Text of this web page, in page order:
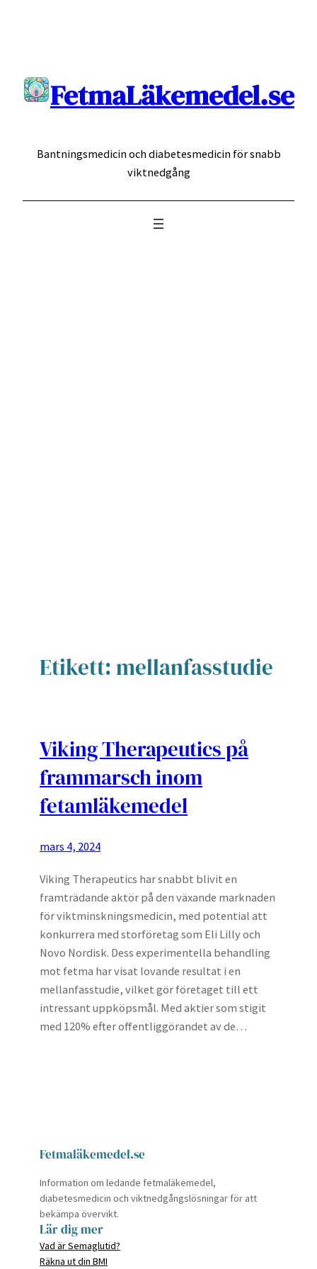
FetmaLäkemedel.se
Bantningsmedicin och diabetesmedicin för snabb
viktnedgång
Etikett:mellanfasstudie
Viking Therapeutics på
frammarsch inom
fetamläkemedel
mars 4, 2024
Viking Therapeutics har snabbt blivit en
framträdande aktör på den växande marknaden
för viktminskningsmedicin, med potential att
konkurrera med storföretag som Eli Lilly och
Novo Nordisk. Dess experimentella behandling
mot fetma har visat lovande resultat i en
mellanfasstudie, vilket gör företaget till ett
intressant uppköpsmål. Med aktier som stigit
med 120% efter offentliggörandet av de…
Fetmaläkemedel.se
Information om ledande fetmaläkemedel,
diabetesmedicin och viktnedgångslösningar för att
bekämpa övervikt.
Lär dig mer
Vad är Semaglutid?
Räkna ut din BMI